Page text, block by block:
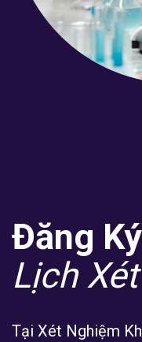
Đăng Ký
Lịch
Tại Xét Nghiệm